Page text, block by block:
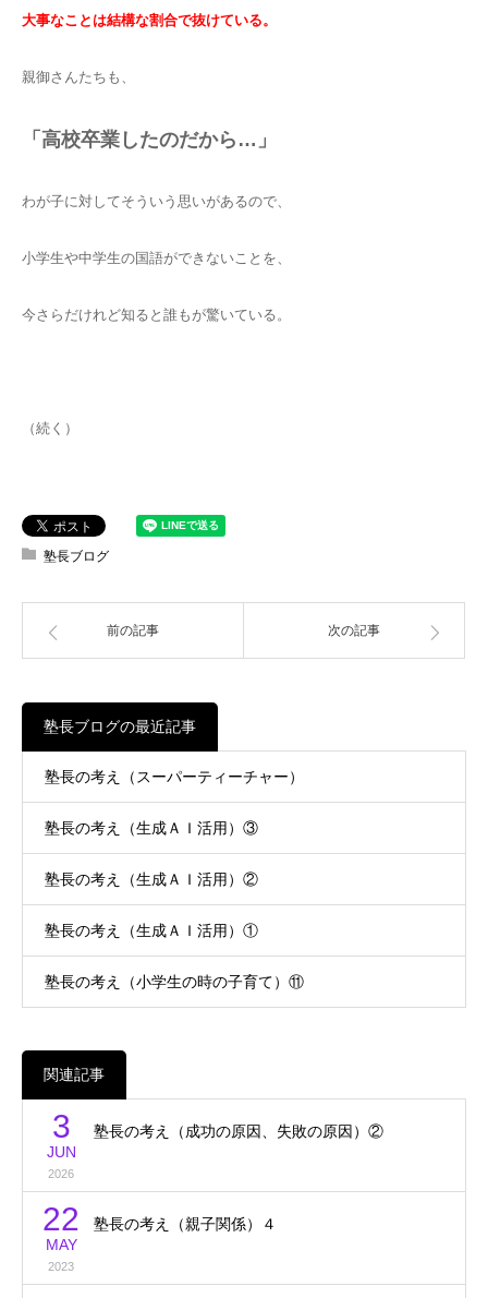
大事なことは結構な割合で抜けている。
親御さんたちも、
「高校卒業したのだから…」
わが子に対してそういう思いがあるので、
小学生や中学生の国語ができないことを、
今さらだけれど知ると誰もが驚いている。
（続く）
塾長ブログ
前の記事 次の記事
塾長ブログの最近記事
塾長の考え（スーパーティーチャー）
塾長の考え（生成ＡＩ活用）③
塾長の考え（生成ＡＩ活用）②
塾長の考え（生成ＡＩ活用）①
塾長の考え（小学生の時の子育て）⑪
関連記事
3
JUN
2026
塾長の考え（成功の原因、失敗の原因）②
22
MAY
2023
塾長の考え（親子関係）４